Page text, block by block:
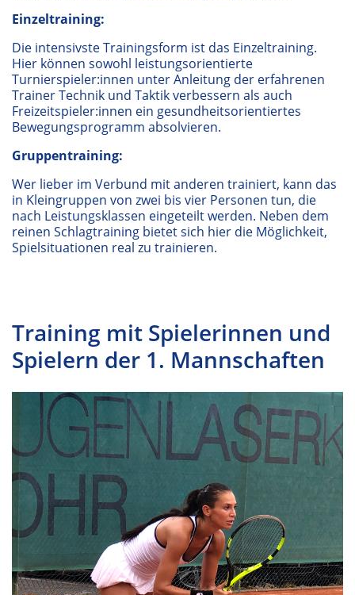
Einzeltraining:
Die intensivste Trainingsform ist das Einzeltraining.
Hier können sowohl leistungsorientierte
Turnierspieler:innen unter Anleitung der erfahrenen
Trainer Technik und Taktik verbessern als auch
Freizeitspieler:innen ein gesundheitsorientiertes
Bewegungsprogramm absolvieren.
Gruppentraining:
Wer lieber im Verbund mit anderen trainiert, kann das
in Kleingruppen von zwei bis vier Personen tun, die
nach Leistungsklassen eingeteilt werden. Neben dem
reinen Schlagtraining bietet sich hier die Möglichkeit,
Spielsituationen real zu trainieren.
Training mit Spielerinnen und
Spielern der 1. Mannschaften